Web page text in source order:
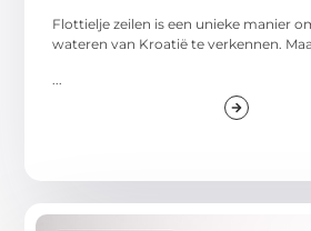
Flottielje zeilen is een unieke manier
wateren van Kroatië te verkennen.